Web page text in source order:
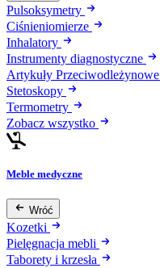
Pulsoksymetry
Ciśnieniomierze
Inhalatory
Instrumenty diagnostyczne
Artykuły Przeciwodleżynowe
Stetoskopy
Termometry
Zobacz wszystko
Meble medyczne
Wróć
Kozetki
Pielęgnacja mebli
Taborety i krzesła